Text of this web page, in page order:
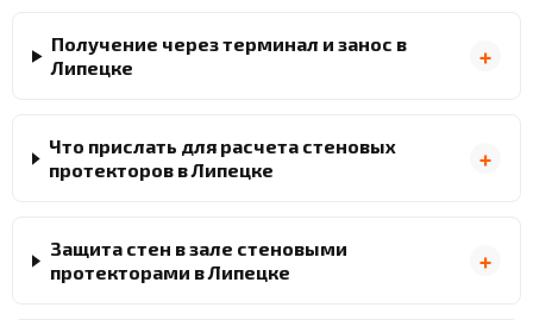
Получение через терминал и занос в
Липецке
Что прислать для расчета стеновых
протекторов в Липецке
Защита стен в зале стеновыми
протекторами в Липецке